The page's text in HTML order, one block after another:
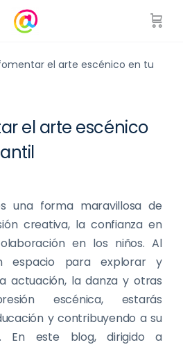
el arte escénico en tu
el arte escénico
una forma maravillosa de
creativa, la confianza en
en los niños. Al
espacio para explorar y
actuación, la danza y otras
escénica, estarás
y contribuyendo a su
En este blog, dirigido a